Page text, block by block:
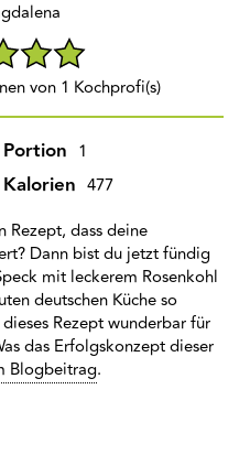
von 1 Kochprofi(s)
Portion 1
Kalorien 477
Rezept, dass deine
Dann bist du jetzt fündig
mit leckerem Rosenkohl
deutschen Küche so
Rezept wunderbar für
das Erfolgskonzept dieser
Blogbeitrag.